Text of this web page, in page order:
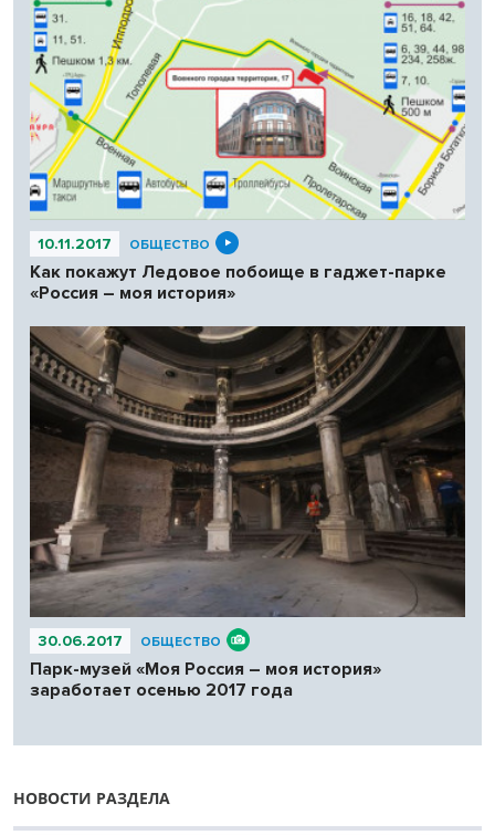
10.11.2017 ОБЩЕСТВО
Как покажут Ледовое побоище в гаджет-парке
«Россия – моя история»
30.06.2017 ОБЩЕСТВО
Парк-музей «Моя Россия – моя история»
заработает осенью 2017 года
НОВОСТИ РАЗДЕЛА